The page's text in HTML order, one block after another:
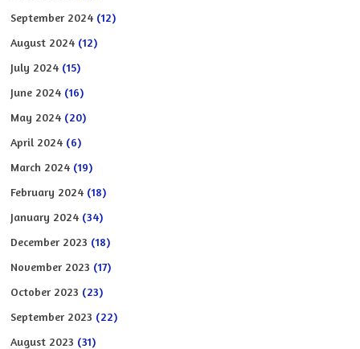
September 2024 (12)
August 2024 (12)
July 2024 (15)
June 2024 (16)
May 2024 (20)
April 2024 (6)
March 2024 (19)
February 2024 (18)
January 2024 (34)
December 2023 (18)
November 2023 (17)
October 2023 (23)
September 2023 (22)
August 2023 (31)